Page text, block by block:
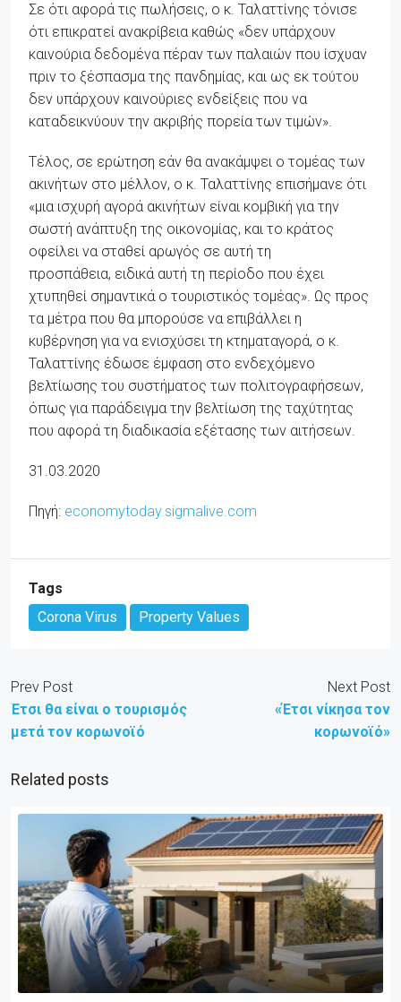
Σε ότι αφορά τις πωλήσεις, ο κ. Ταλαττίνης τόνισε
ότι επικρατεί ανακρίβεια καθώς «δεν υπάρχουν
καινούρια δεδομένα πέραν των παλαιών που ίσχυαν
πριν το ξέσπασμα της πανδημίας, και ως εκ τούτου
δεν υπάρχουν καινούριες ενδείξεις που να
καταδεικνύουν την ακριβής πορεία των τιμών».
Τέλος, σε ερώτηση εάν θα ανακάμψει ο τομέας των
ακινήτων στο μέλλον, ο κ. Ταλαττίνης επισήμανε ότι
«μια ισχυρή αγορά ακινήτων είναι κομβική για την
σωστή ανάπτυξη της οικονομίας, και το κράτος
οφείλει να σταθεί αρωγός σε αυτή τη
προσπάθεια, ειδικά αυτή τη περίοδο που έχει
χτυπηθεί σημαντικά ο τουριστικός τομέας». Ως προς
τα μέτρα που θα μπορούσε να επιβάλλει η
κυβέρνηση για να ενισχύσει τη κτηματαγορά, ο κ.
Ταλαττίνης έδωσε έμφαση στο ενδεχόμενο
βελτίωσης του συστήματος των πολιτογραφήσεων,
όπως για παράδειγμα την βελτίωση της ταχύτητας
που αφορά τη διαδικασία εξέτασης των αιτήσεων.
31.03.2020
Πηγή: economytoday.sigmalive.com
Tags
Corona Virus
Property Values
Prev Post
Έτσι θα είναι ο τουρισμός
μετά τον κορωνοϊό
Next Post
«Έτσι νίκησα τον
κορωνοϊό»
Related posts